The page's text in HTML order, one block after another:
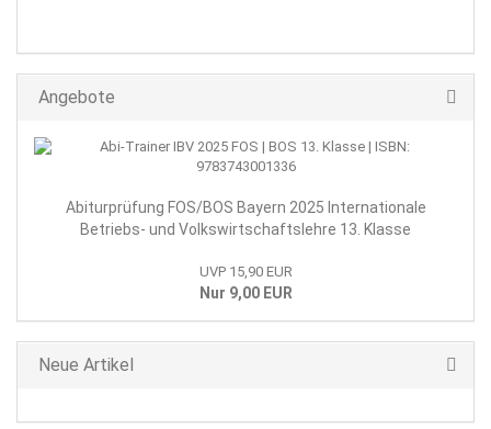
Angebote
Abiturprüfung FOS/BOS Bayern 2025 Internationale
Betriebs- und Volkswirtschaftslehre 13. Klasse
UVP 15,90 EUR
Nur 9,00 EUR
Neue Artikel